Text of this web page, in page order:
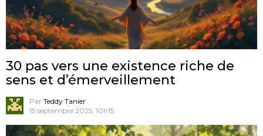
30 pas vers une existence riche de
sens et d’émerveillement
Par Teddy Tanier
15 septembre 2025, 10h15